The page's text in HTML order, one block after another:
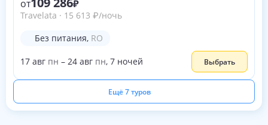
от
Travelata · 15 613 ₽/ночь
Без питания, RO
17 авг пн – 24 авг пн, 7 ночей Выбрать
Ещё 7 туров